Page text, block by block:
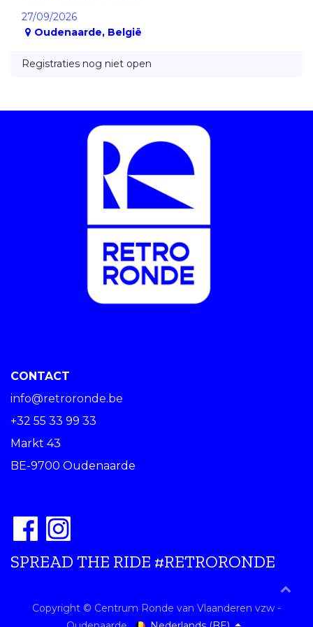
27/09/2026
Oudenaarde, België
Registraties nog niet open
CONTACT
info@retroronde.be
+32 55 33 99 33
Markt 43
BE-9700 Oudenaarde
SPREAD THE RIDE #RETRORONDE
Copyright © Centrum Ronde van Vlaanderen vzw -